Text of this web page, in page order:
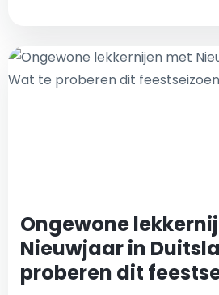
Ongewone
Nieuwjaar in
proberen dit